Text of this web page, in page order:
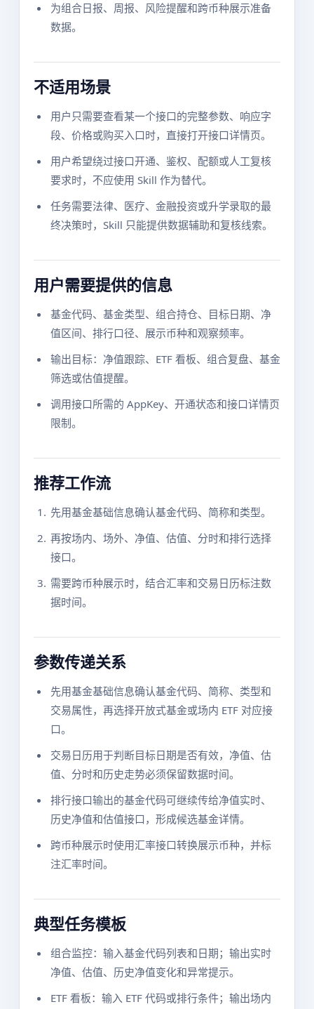
为组合日报、周报、风险提醒和跨币种展示准备
数据。
不适用场景
用户只需要查看某一个接口的完整参数、响应字
段、价格或购买入口时，直接打开接口详情页。
用户希望绕过接口开通、鉴权、配额或人工复核
要求时，不应使用 Skill 作为替代。
任务需要法律、医疗、金融投资或升学录取的最
终决策时，Skill 只能提供数据辅助和复核线索。
用户需要提供的信息
基金代码、基金类型、组合持仓、目标日期、净
值区间、排行口径、展示币种和观察频率。
输出目标：净值跟踪、ETF 看板、组合复盘、基金
筛选或估值提醒。
调用接口所需的 AppKey、开通状态和接口详情页
限制。
推荐工作流
先用基金基础信息确认基金代码、简称和类型。
再按场内、场外、净值、估值、分时和排行选择
接口。
需要跨币种展示时，结合汇率和交易日历标注数
据时间。
参数传递关系
先用基金基础信息确认基金代码、简称、类型和
交易属性，再选择开放式基金或场内 ETF 对应接
口。
交易日历用于判断目标日期是否有效，净值、估
值、分时和历史走势必须保留数据时间。
排行接口输出的基金代码可继续传给净值实时、
历史净值和估值接口，形成候选基金详情。
跨币种展示时使用汇率接口转换展示币种，并标
注汇率时间。
典型任务模板
组合监控：输入基金代码列表和日期；输出实时
净值、估值、历史净值变化和异常提示。
ETF 看板：输入 ETF 代码或排行条件；输出场内